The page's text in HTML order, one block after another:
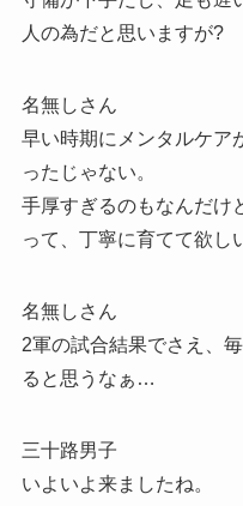
人の為だと思いますが?
名無しさん
早い時期にメンタルケア
ったじゃない。
手厚すぎるのもなんだけ
って、丁寧に育てて欲し
名無しさん
2軍の試合結果でさえ、
ると思うなぁ…
三十路男子
いよいよ来ましたね。